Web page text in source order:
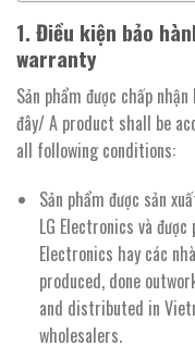
1. Điều kiện bảo
warranty
Sản phẩm được chấp
đây/ A product shall be
all following conditions:
Sản phẩm được sản
LG Electronics và
Electronics hay các
produced, done
and distributed in
wholesalers.